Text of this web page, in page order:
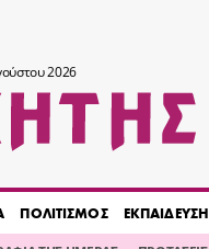
2026
ΠΟΛΙΤΙΣΜΟΣ ΕΚΠΑΙΔΕΥΣΗ